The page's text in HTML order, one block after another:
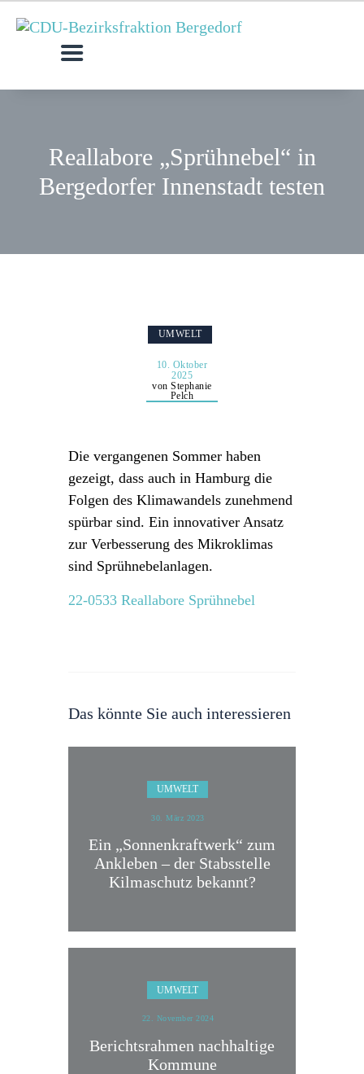
Reallabore „Sprühnebel“ in
Bergedorfer Innenstadt testen
MITGLIEDER
ANFRAGEN & ANTRÄGE
TERMINE
UMWELT
10. Oktober
2025
von Stephanie
Pelch
Die vergangenen Sommer haben
gezeigt, dass auch in Hamburg die
Folgen des Klimawandels zunehmend
spürbar sind. Ein innovativer Ansatz
zur Verbesserung des Mikroklimas
sind Sprühnebelanlagen.
22-0533 Reallabore Sprühnebel
Das könnte Sie auch interessieren
UMWELT
30. März 2023
Ein „Sonnenkraftwerk“ zum
Ankleben – der Stabsstelle
Kilmaschutz bekannt?
UMWELT
22. November 2024
Berichtsrahmen nachhaltige
Kommune